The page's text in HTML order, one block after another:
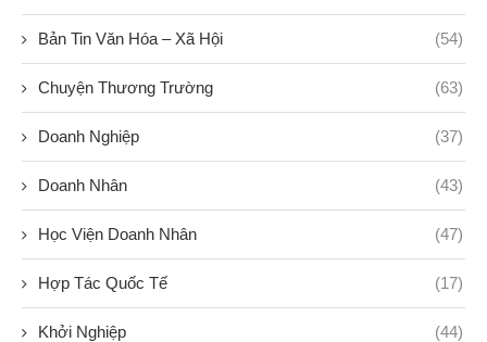
Bản Tin Văn Hóa – Xã Hội (54)
Chuyện Thương Trường (63)
Doanh Nghiệp (37)
Doanh Nhân (43)
Học Viện Doanh Nhân (47)
Hợp Tác Quốc Tế (17)
Khởi Nghiệp (44)